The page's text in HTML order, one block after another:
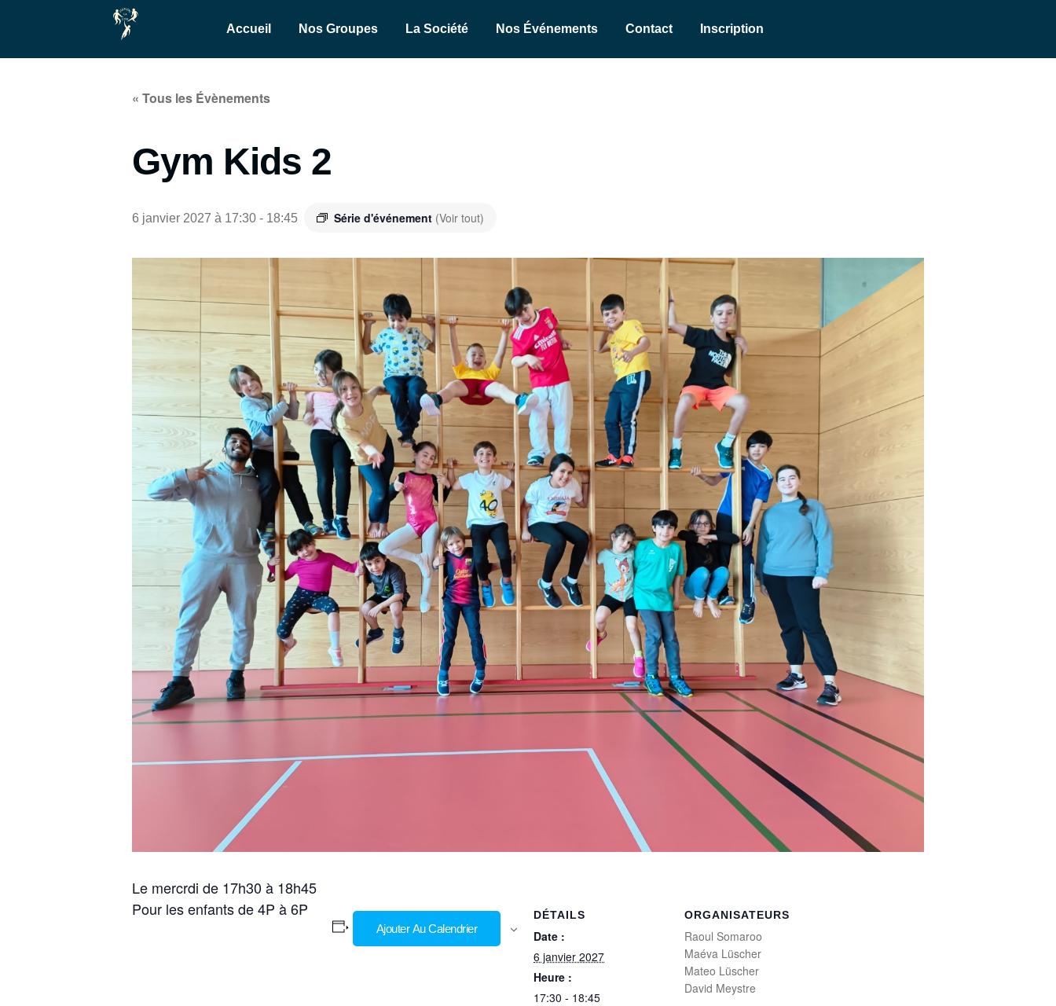
Accueil Nos Groupes La Société Nos Événements Contact Inscription
« Tous les Évènements
Gym Kids 2
6 janvier 2027 à 17:30 - 18:45 Série d'événement (Voir tout)
Le mercrdi de 17h30 à 18h45
Pour les enfants de 4P à 6P
Ajouter Au Calendrier
DÉTAILS
Date :
6 janvier 2027
Heure :
17:30 - 18:45
ORGANISATEURS
Raoul Somaroo
Maéva Lüscher
Mateo Lüscher
David Meystre